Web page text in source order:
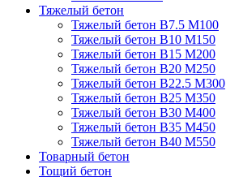
Тяжелый бетон
Тяжелый бетон В7.5 М100
Тяжелый бетон В10 М150
Тяжелый бетон В15 М200
Тяжелый бетон В20 М250
Тяжелый бетон В22.5 М300
Тяжелый бетон В25 М350
Тяжелый бетон В30 М400
Тяжелый бетон В35 М450
Тяжелый бетон В40 М550
Товарный бетон
Тощий бетон